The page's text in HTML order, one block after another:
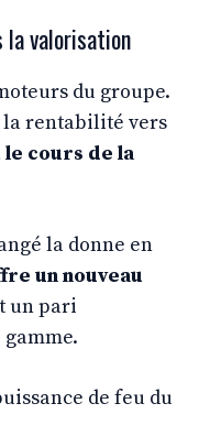
la valorisation
du groupe.
la rentabilité vers
cours de la
la donne en
un nouveau
un pari
de feu du